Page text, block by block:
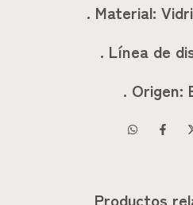
. Material:
. Línea de
. Origen:
Productos